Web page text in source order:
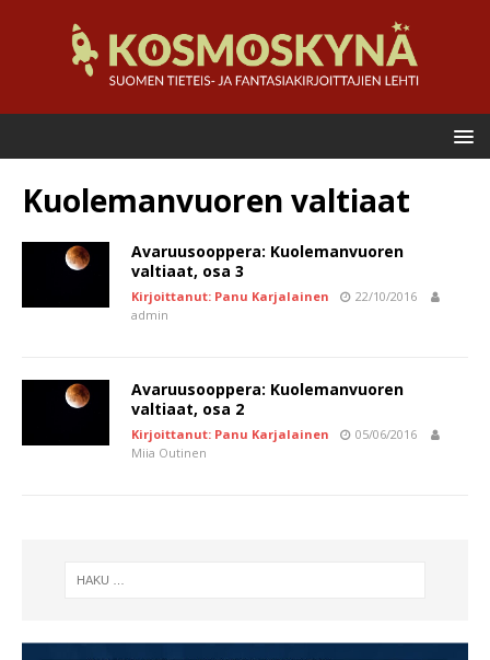
Kuolemanvuoren valtiaat
Avaruusooppera: Kuolemanvuoren
valtiaat, osa 3
Kirjoittanut: Panu Karjalainen
22/10/2016
admin
Avaruusooppera: Kuolemanvuoren
valtiaat, osa 2
Kirjoittanut: Panu Karjalainen
05/06/2016
Miia Outinen